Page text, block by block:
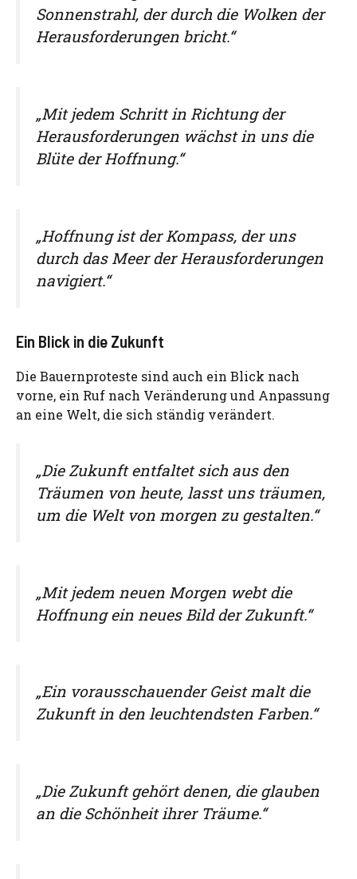
Sonnenstrahl, der durch die Wolken der
Herausforderungen bricht.“
„Mit jedem Schritt in Richtung der
Herausforderungen wächst in uns die
Blüte der Hoffnung.“
„Hoffnung ist der Kompass, der uns
durch das Meer der Herausforderungen
navigiert.“
Ein Blick in die Zukunft
Die Bauernproteste sind auch ein Blick nach
vorne, ein Ruf nach Veränderung und Anpassung
an eine Welt, die sich ständig verändert.
„Die Zukunft entfaltet sich aus den
Träumen von heute, lasst uns träumen,
um die Welt von morgen zu gestalten.“
„Mit jedem neuen Morgen webt die
Hoffnung ein neues Bild der Zukunft.“
„Ein vorausschauender Geist malt die
Zukunft in den leuchtendsten Farben.“
„Die Zukunft gehört denen, die glauben
an die Schönheit ihrer Träume.“